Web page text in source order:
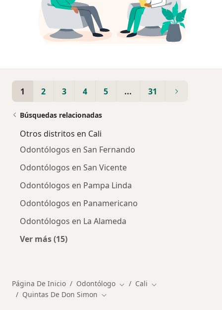
1 2 3 4 5 ... 31
Búsquedas relacionadas
Otros distritos en Cali
Odontólogos en San Fernando
Odontólogos en San Vicente
Odontólogos en Pampa Linda
Odontólogos en Panamericano
Odontólogos en La Alameda
Ver más (15)
Página De Inicio Odontólogo Cambiar de ciudad
Cali Cambiar de ciudad
Quintas De Don Simon Cambiar de ciudad